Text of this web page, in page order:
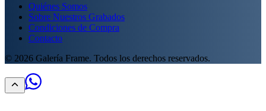
Quiénes Somos
Sobre Nuestros Grabados
Condiciones de Compra
Contacto
© 2026 Galería Frame. Todos los derechos reservados.